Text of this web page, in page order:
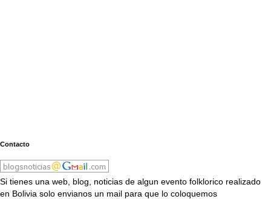
Contacto
Si tienes una web, blog, noticias de algun evento folklorico realizado
en Bolivia solo envianos un mail para que lo coloquemos